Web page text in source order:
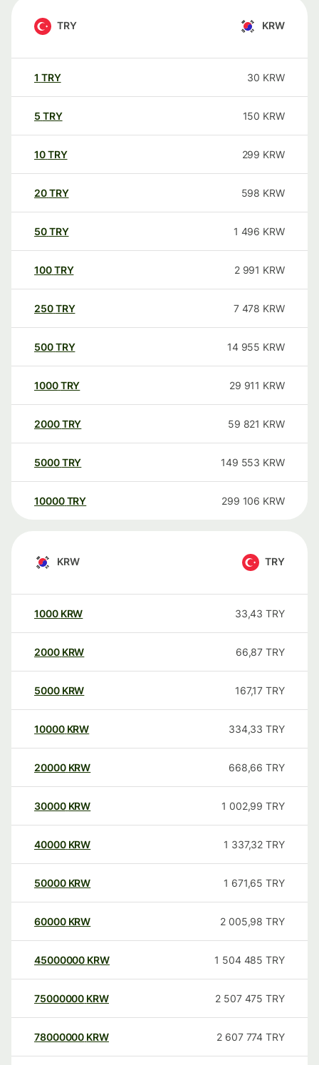
TRY KRW
1 TRY 30 KRW
5 TRY 150 KRW
10TRY 299 KRW
20TRY 598 KRW
50TRY 1 496 KRW
100TRY 2 991 KRW
250TRY 7 478 KRW
500TRY 14 955 KRW
1000TRY 29 911 KRW
2000TRY 59 821 KRW
5000TRY 149 553 KRW
10000 TRY 299 106 KRW
KRW TRY
1000 KRW 33,43 TRY
2000 KRW 66,87 TRY
5000 KRW 167,17 TRY
10000 KRW 334,33 TRY
20000 KRW 668,66 TRY
30000 KRW 1 002,99 TRY
40000 KRW 1 337,32 TRY
50000 KRW 1 671,65 TRY
60000 KRW 2 005,98 TRY
45000000 KRW 1 504 485 TRY
75000000 KRW 2 507 475 TRY
78000000 KRW 2 607 774 TRY